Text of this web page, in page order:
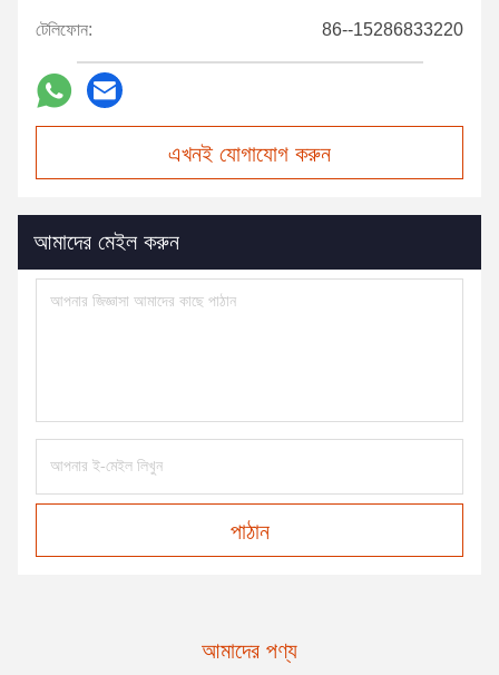
টেলিফোন: 86--15286833220
এখনই যোগাযোগ করুন
আমাদের মেইল করুন
পাঠান
আমাদের পণ্য